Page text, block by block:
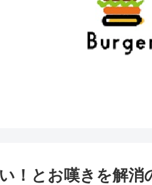
！とお嘆きを解消